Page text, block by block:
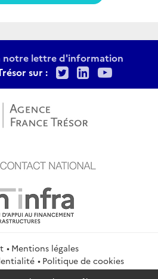
notre lettre d'information
sur :
TwitterLinkedIn
Mentions légales
Politique de cookies
cookies
Flux RSS